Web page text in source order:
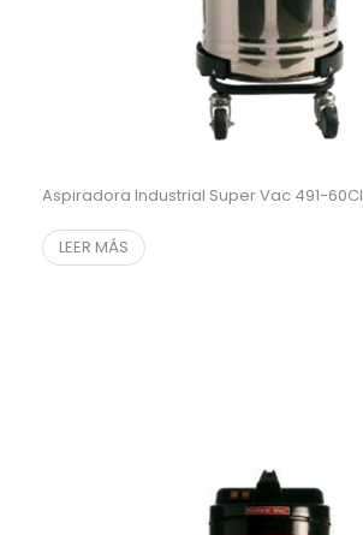
Aspiradora Industrial Super Vac 491-60CI
LEER MÁS